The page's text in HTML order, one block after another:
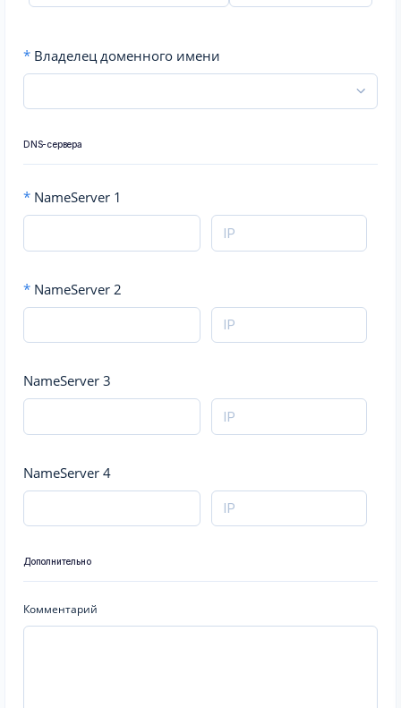
* Владелец доменного имени
DNS-сервера
* NameServer 1
* NameServer 2
NameServer 3
NameServer 4
Дополнительно
Комментарий